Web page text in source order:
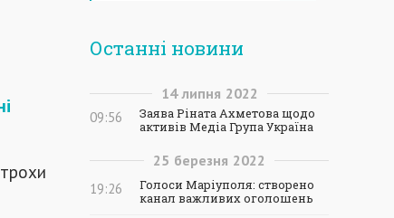
Останні новини
14 липня 2022
09:56
Заява Ріната Ахметова щодо
активів Медіа Група Україна
25 березня 2022
19:26
Голоси Маріуполя: створено
канал важливих оголошень